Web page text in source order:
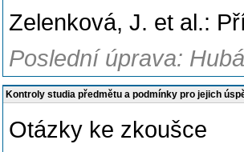
Zelenková, J. et al.:
Poslední úprava:
Kontroly studia předmětu a podmínky pro jejich
Otázky ke zkoušce